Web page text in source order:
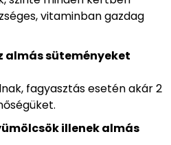
vitaminban gazdag
almás süteményeket
fagyasztás esetén akár 2
illenek almás